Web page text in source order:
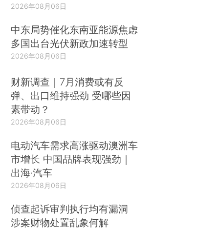
2026年08月06日
中东局势催化东南亚能源焦虑
多国出台光伏新政加速转型
2026年08月06日
财新调查｜7月消费或有反
弹、出口维持强劲 受哪些因
素带动？
2026年08月06日
电动汽车需求高涨驱动澳洲车
市增长 中国品牌表现强劲｜
出海·汽车
2026年08月06日
侦查起诉审判执行均有漏洞
涉案财物处置乱象何解